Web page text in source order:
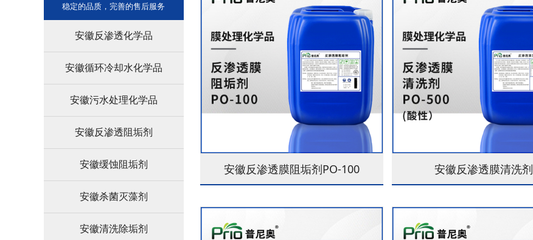
稳定的品质，完善的售后服务
安徽反渗透化学品
安徽循环冷却水化学品
安徽污水处理化学品
安徽反渗透阻垢剂
安徽缓蚀阻垢剂
安徽杀菌灭藻剂
安徽清洗除垢剂
安徽反渗透膜阻垢剂PO-100 安徽反渗透膜清洗剂